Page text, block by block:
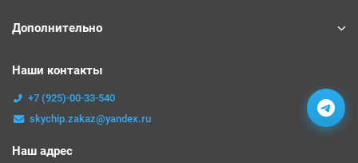
Дополнительно
Наши контакты
+7 (925)-00-33-540
skychip.zakaz@yandex.ru
Наш адрес